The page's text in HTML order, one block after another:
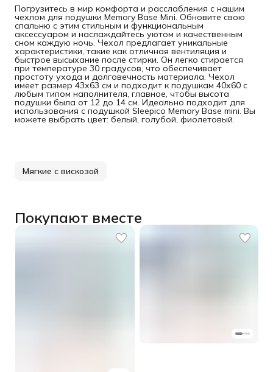
Погрузитесь в мир комфорта и расслабления с нашим
чехлом для подушки Memory Base Mini. Обновите свою
спальню с этим стильным и функциональным
аксессуаром и наслаждайтесь уютом и качественным
сном каждую ночь. Чехол предлагает уникальные
характеристики, такие как отличная вентиляция и
быстрое высыхание после стирки. Он легко стирается
при температуре 30 градусов, что обеспечивает
простоту ухода и долговечность материала. Чехол
имеет размер 43х63 см и подходит к подушкам 40х60 с
любым типом наполнителя, главное, чтобы высота
подушки была от 12 до 14 см. Идеально подходит для
использования с подушкой Sleepico Memory Base mini. Вы
можете выбрать цвет: белый, голубой, фиолетовый.
Мягкие с вискозой
Покупают вместе